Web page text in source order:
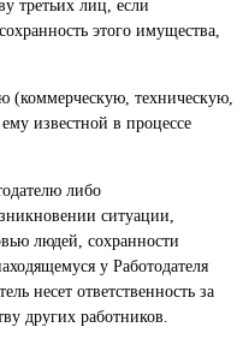
третьих лиц, если
этого имущества,
(коммерческую, техническую,
известной в процессе
либо
ситуации,
людей, сохранности
у Работодателя
несет ответственность за
других работников.